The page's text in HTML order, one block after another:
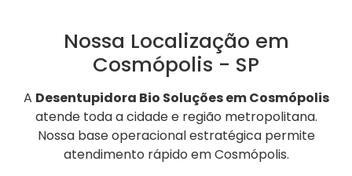
Nossa Localização em
Cosmópolis - SP
A Desentupidora Bio Soluções em Cosmópolis
atende toda a cidade e região metropolitana.
Nossa base operacional estratégica permite
atendimento rápido em Cosmópolis.